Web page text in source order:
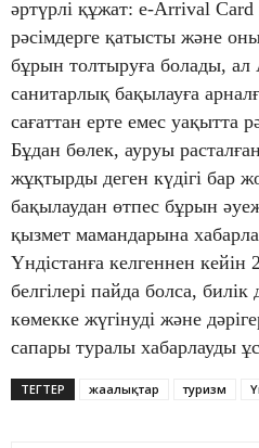
әртүрлі құжат: e-Arrival
рәсімдерге қатысты және
бұрын толтыруға болады, ал
санитарлық бақылауға
сағаттан ерте емес уақытта
Бұдан бөлек, ауруы
жұқтырды деген күдігі бар
бақылаудан өтпес бұрын
қызмет мамандарына
Үндістанға келгеннен кейін
белгілері пайда болса,
көмекке жүгінуді және
сапары туралы хабарлауды
ТЕГТЕР жаңалықтар туризм